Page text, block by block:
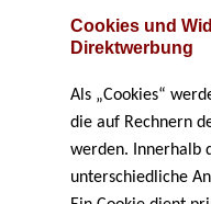
Cookies und
Direktwerbung
Als „Cookies“
die auf Rechnern
werden. Innerhalb
unterschiedliche